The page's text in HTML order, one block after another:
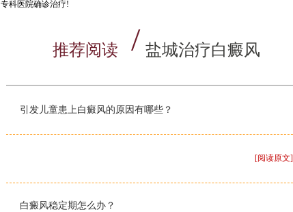
专科医院确诊治疗!
推荐阅读 盐城治疗白癜风
引发儿童患上白癜风的原因有哪些？
[阅读原文]
白癜风稳定期怎么办？